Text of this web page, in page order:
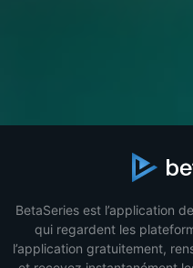
BetaSeries est l’application
qui regardent les
l’application gratuitement,